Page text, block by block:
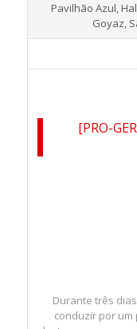
Pavilhão Azul,
Goyaz,
[PRO-
Durante três
conduzir por